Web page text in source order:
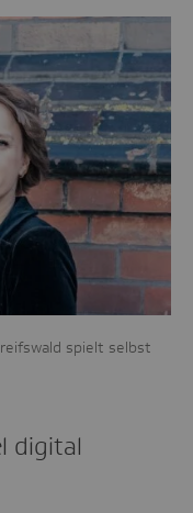
spielt selbst
digital